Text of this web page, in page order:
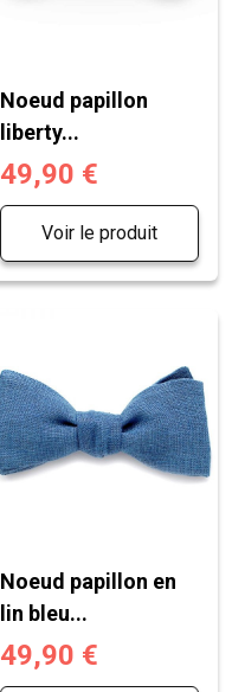
Noeud papillon
liberty...
49,90 €
Voir le produit
Noeud papillon en
lin bleu...
49,90 €